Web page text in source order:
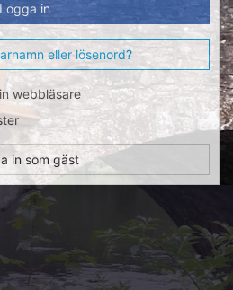
Logga in
eller lösenord?
webbläsare
in som gäst